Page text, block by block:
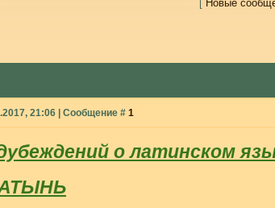
[ Новые
21:06 | Сообщение # 1
о латинском